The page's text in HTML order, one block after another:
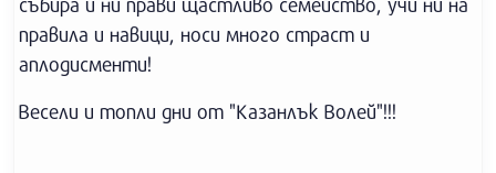
правила и навици, носи много страст и
аплодисменти!
Весели и топли дни от "Казанлък Волей"!!!